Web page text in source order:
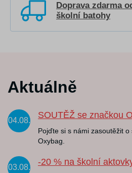
Doprava zdarma
školní batohy
Aktuálně
04.08.
SOUTĚŽ se značkou
Pojďte si s námi zasoutěžit
Oxybag.
03.08.
-20 % na školní